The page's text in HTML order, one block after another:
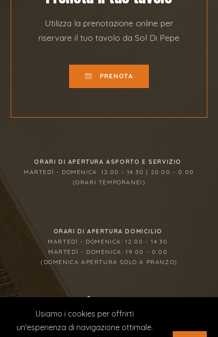
Usiamo i cookies per offrirti
un'esperienza di navigazione ottimale.
Utilizza la prenotazione online per
riservare il tuo tavolo da Sol Di Pepe
PRENOTA
ORARI DI APERTURA ASPORTO E SERVIZIO
MARTEDÌ - DOMENICA: 12.00 - 14.30 | 20.00 - 0.00
(ORARI TEMPORANEI)
ORARI DI APERTURA DOMICILIO
MARTEDÌ - DOMENICA: 12.00 - 14.30
MARTEDÌ - DOMENICA: 19.00 - 0.00
(DOMENICA APERTURA SOLO A PRANZO)
© 2023 SOL DI PEPE | P IVA 07682070722 | CONCEPT
QUILIA WEB AGENCY
| LA DITTA HA RICEVUTO NEL CORSO